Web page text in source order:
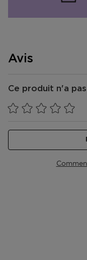
Avis
Ce produit n'a